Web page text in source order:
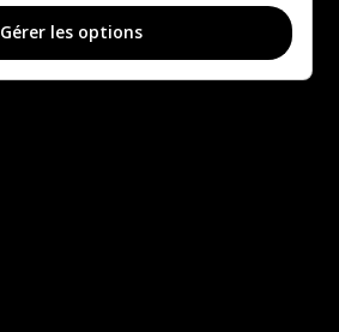
Gérer les options